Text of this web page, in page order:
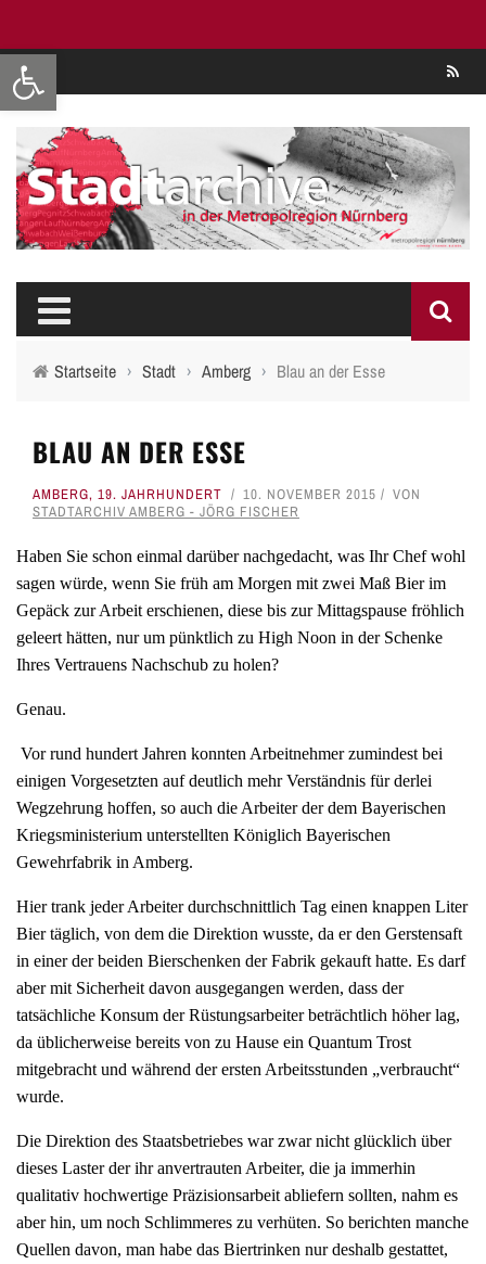
Werkzeugleiste öffnen
Startseite › Stadt › Amberg › Blau an der Esse
BLAU AN DER ESSE
AMBERG, 19. JAHRHUNDERT 10. NOVEMBER 2015
VON
STADTARCHIV AMBERG - JÖRG FISCHER
Haben Sie schon einmal darüber nachgedacht, was Ihr Chef wohl
sagen würde, wenn Sie früh am Morgen mit zwei Maß Bier im
Gepäck zur Arbeit erschienen, diese bis zur Mittagspause fröhlich
geleert hätten, nur um pünktlich zu High Noon in der Schenke
Ihres Vertrauens Nachschub zu holen?
Genau.
Vor rund hundert Jahren konnten Arbeitnehmer zumindest bei
einigen Vorgesetzten auf deutlich mehr Verständnis für derlei
Wegzehrung hoffen, so auch die Arbeiter der dem Bayerischen
Kriegsministerium unterstellten Königlich Bayerischen
Gewehrfabrik in Amberg.
Hier trank jeder Arbeiter durchschnittlich Tag einen knappen Liter
Bier täglich, von dem die Direktion wusste, da er den Gerstensaft
in einer der beiden Bierschenken der Fabrik gekauft hatte. Es darf
aber mit Sicherheit davon ausgegangen werden, dass der
tatsächliche Konsum der Rüstungsarbeiter beträchtlich höher lag,
da üblicherweise bereits von zu Hause ein Quantum Trost
mitgebracht und während der ersten Arbeitsstunden „verbraucht“
wurde.
Die Direktion des Staatsbetriebes war zwar nicht glücklich über
dieses Laster der ihr anvertrauten Arbeiter, die ja immerhin
qualitativ hochwertige Präzisionsarbeit abliefern sollten, nahm es
aber hin, um noch Schlimmeres zu verhüten. So berichten manche
Quellen davon, man habe das Biertrinken nur deshalb gestattet,